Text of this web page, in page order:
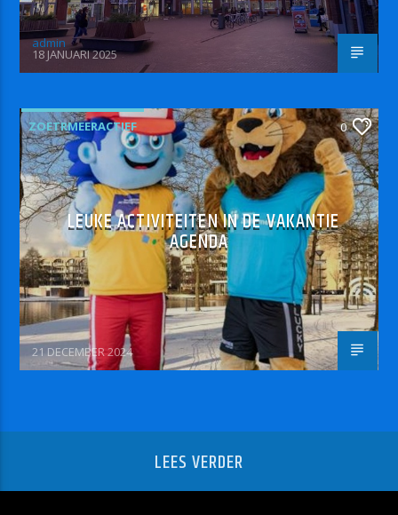
admin
18 JANUARI 2025
ZOETRMEERACTIEF 0
LEUKE ACTIVITEITEN IN DE VAKANTIE
AGENDA
21 DECEMBER 2024
LEES VERDER